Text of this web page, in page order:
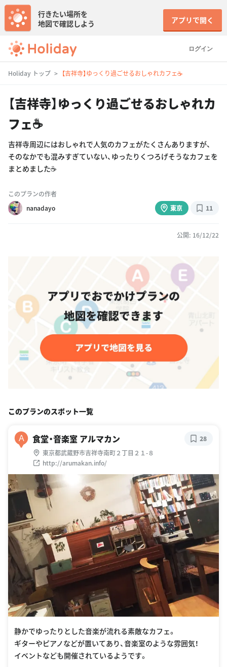
ログイン
行きたい場所を
地図で確認しよう
アプリで開く
Holiday トップ 【吉祥寺】ゆっくり過ごせるおしゃれカフェ☕️
【吉祥寺】ゆっくり過ごせるおしゃれカ
フェ☕️
吉祥寺周辺にはおしゃれで人気のカフェがたくさんありますが、
そのなかでも混みすぎていない、ゆったりくつろげそうなカフェを
まとめました☕️
このプランの作者
nanadayo
東京 11
公開: 16/12/22
このプランのスポット一覧
A 食堂・音楽室 アルマカン
東京都武蔵野市吉祥寺南町２丁目２１-８
http://arumakan.info/
28
静かでゆったりとした音楽が流れる素敵なカフェ。
ギターやピアノなどが置いてあり、音楽室のような雰囲気！
イベントなども開催されているようです。